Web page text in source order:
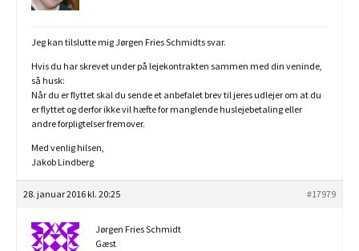
Jeg kan tilslutte mig Jørgen Fries Schmidts svar.
Hvis du har skrevet under på lejekontrakten sammen med din veninde,
så husk:
Når du er flyttet skal du sende et anbefalet brev til jeres udlejer om at du
er flyttet og derfor ikke vil hæfte for manglende huslejebetaling eller
andre forpligtelser fremover.
Med venlig hilsen,
Jakob Lindberg
28. januar 2016 kl. 20:25 #17979
Jørgen Fries Schmidt
Gæst